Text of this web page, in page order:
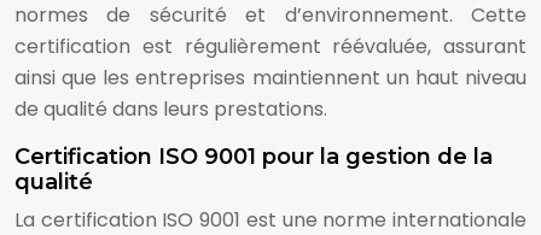
normes de sécurité et d’environnement. Cette
certification est régulièrement réévaluée, assurant
ainsi que les entreprises maintiennent un haut niveau
de qualité dans leurs prestations.
Certification ISO 9001 pour la gestion de la
qualité
La certification ISO 9001 est une norme internationale